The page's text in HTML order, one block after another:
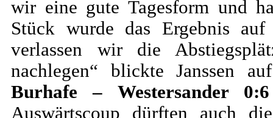
wir eine gute Tagesform und
Stück wurde das Ergebnis
verlassen wir die
nachlegen“ blickte Janssen
Burhafe – Westersander
Auswärtscoup dürften auch